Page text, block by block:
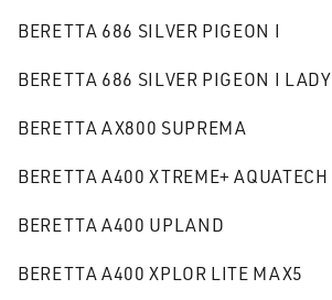
BERETTA 686 SILVER PIGEON I
BERETTA 686 SILVER PIGEON I LADY
BERETTA AX800 SUPREMA
BERETTA A400 XTREME+ AQUATECH
BERETTA A400 UPLAND
BERETTA A400 XPLOR LITE MAX5